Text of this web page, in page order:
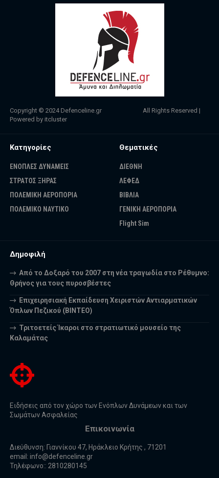
Copyright © 2024 Defenceline.gr All Rights Reserved |
Powered by itcluster
Κατηγορίες
ΕΝΟΠΛΕΣ ΔΥΝΑΜΕΙΣ
ΣΤΡΑΤΟΣ ΞΗΡΑΣ
ΠΟΛΕΜΙΚΗ ΑΕΡΟΠΟΡΙΑ
ΠΟΛΕΜΙΚΟ ΝΑΥΤΙΚΟ
Θεματικές
ΔΙΕΘΝΗ
ΛΕΦΕΔ
ΒΙΒΛΙΑ
ΓΕΝΙΚΗ ΑΕΡΟΠΟΡΙΑ
Flight Sim
Δημοφιλή
Από το Δοξαρό του 2007 στη νέα τραγωδία στο Ρέθυμνο:
Θρήνος για τους πυροσβέστες
Επιχειρησιακή Εκπαίδευση Χειριστών Αντιαρματικών
Όπλων Πεζικού (ΒΙΝΤΕΟ)
Τριτοετείς Ίκαροι στο στρατιωτικό μουσείο της
Καλαμάτας
Ειδήσεις από τον χώρο των Ενόπλων Δυνάμεων και των
Σωμάτων Ασφαλείας
Επικοινωνία
Διεύθυνση: Γιαννίκου 47, Ηράκλειο Κρήτης , 71201
email: info@defenceline.gr
Τηλέφωνο:: 2810280145